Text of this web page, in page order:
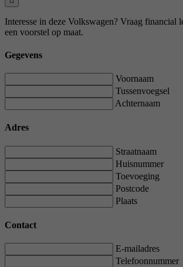
Interesse in deze Volkswagen? Vraag financial
een voorstel op maat.
Gegevens
Voornaam
Tussenvoegsel
Achternaam
Adres
Straatnaam
Huisnummer
Toevoeging
Postcode
Plaats
Contact
E-mailadres
Telefoonnummer